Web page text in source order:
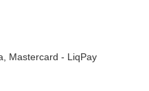
Mastercard - LiqPay